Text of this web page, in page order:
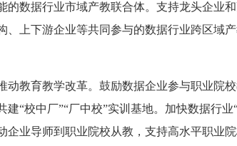
的数据行业市域产教联合体。支持龙头企业
、上下游企业等共同参与的数据行业跨区域
动教育教学改革。鼓励数据企业参与职业院
建“校中厂”“厂中校”实训基地。加快数据行
企业导师到职业院校从教，支持高水平职业